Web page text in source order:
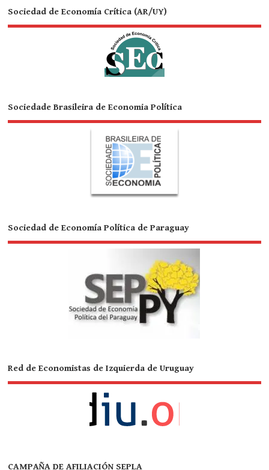
Sociedad de Economía Crítica (AR/UY)
Sociedade Brasileira de Economia Política
Sociedad de Economía Política de Paraguay
Red de Economistas de Izquierda de Uruguay
CAMPAÑA DE AFILIACIÓN SEPLA